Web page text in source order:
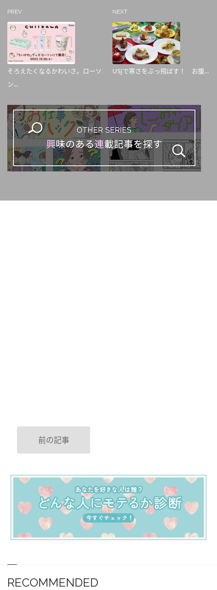
PREV
そろえたくなるかわいさ。ローソ
ン...
NEXT
USJで寒さをぶっ飛ばす！ お腹...
前の記事
RECOMMENDED